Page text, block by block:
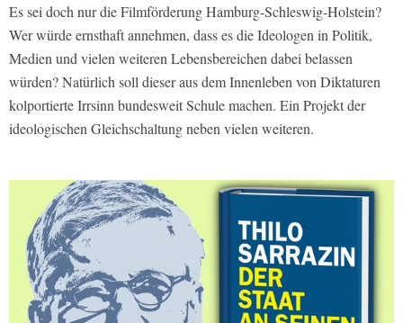
Es sei doch nur die Filmförderung Hamburg-Schleswig-Holstein?
Wer würde ernsthaft annehmen, dass es die Ideologen in Politik,
Medien und vielen weiteren Lebensbereichen dabei belassen
würden? Natürlich soll dieser aus dem Innenleben von Diktaturen
kolportierte Irrsinn bundesweit Schule machen. Ein Projekt der
ideologischen Gleichschaltung neben vielen weiteren.